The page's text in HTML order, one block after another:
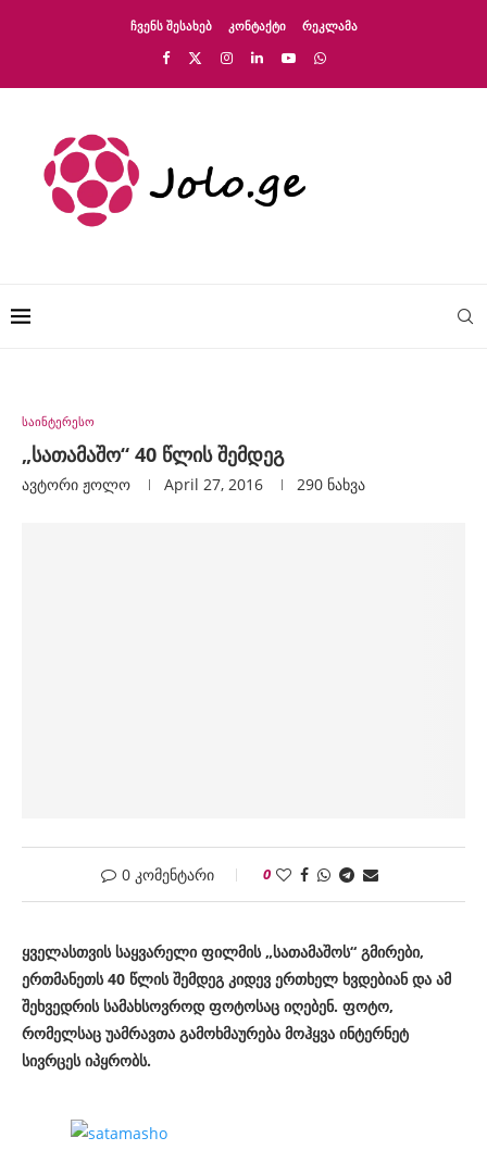
ᲩᲕᲔᲜᲡ ᲨᲔᲡᲐᲮᲔᲑ ᲙᲝᲜᲢᲐᲥᲢᲘ ᲠᲔᲙᲚᲐᲛᲐ
საინტერესო
„სათამაშო“ 40 წლის შემდეგ
ავტორი Ჟოლო April 27, 2016 290 ნახვა
0 კომენტარი 0
ყველასთვის საყვარელი ფილმის „სათამაშოს“ გმირები,
ერთმანეთს 40 წლის შემდეგ კიდევ ერთხელ ხვდებიან და ამ
შეხვედრის სამახსოვროდ ფოტოსაც იღებენ. ფოტო,
რომელსაც უამრავთა გამოხმაურება მოჰყვა ინტერნეტ
სივრცეს იპყრობს.